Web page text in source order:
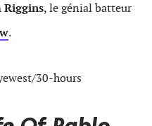
, le génial batteur
.
30-hours